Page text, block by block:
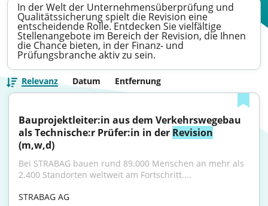
In der Welt der Unternehmensüberprüfung und
Qualitätssicherung spielt die Revision eine
entscheidende Rolle. Entdecken Sie vielfältige
Stellenangebote im Bereich der Revision, die Ihnen
die Chance bieten, in der Finanz- und
Prüfungsbranche aktiv zu sein.
Relevanz Datum Entfernung
Bauprojektleiter:in aus dem Verkehrswegebau
als Technische:r Prüfer:in in der Revision
(m,w,d)
Bei STRABAG bauen rund 89.000 Menschen an mehr als
2.400 Standorten weltweit am Fortschritt....
STRABAG AG